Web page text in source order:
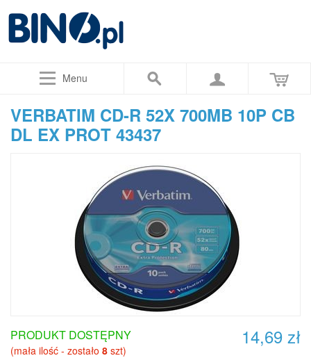
Menu
VERBATIM CD-R 52X 700MB 10P CB
DL EX PROT 43437
14,69 zł
PRODUKT DOSTĘPNY
(mała ilość - zostało 8 szt)